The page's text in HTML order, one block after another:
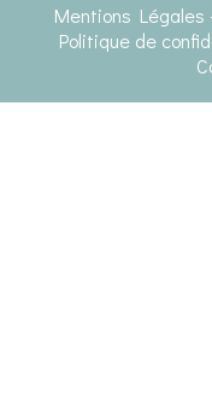
Mentions Légales
Politique de